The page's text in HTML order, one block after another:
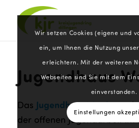
Jugendhaus
Das Jugendhaus Wertingen
der offenen Jugendarbeit im
Wir setzen Cookies (eigene und
ein, um Ihnen die Nutzung
erleichtern. Mit der weiteren
Webseiten sind Sie mit dem
einverstanden.
Einstellungen